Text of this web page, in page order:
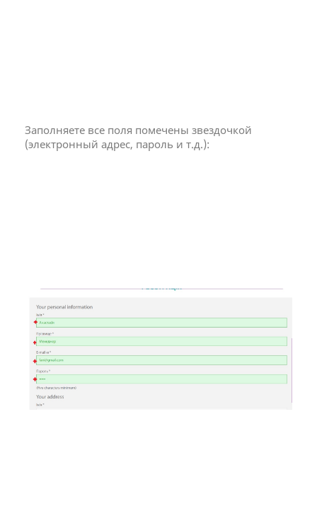
Заполняете все поля помечены звездочкой
(электронный адрес, пароль и т.д.):